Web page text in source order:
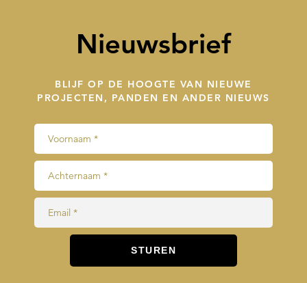
Nieuwsbrief
BLIJF OP DE HOOGTE VAN NIEUWE
PROJECTEN, PANDEN EN ANDER NIEUWS